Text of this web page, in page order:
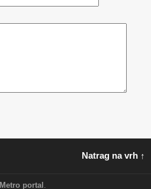
Natrag na vrh ↑
Metro portal .